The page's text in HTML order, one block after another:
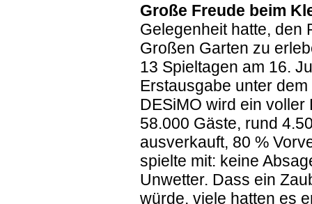
Große Freude beim
Gelegenheit hatte, den
Großen Garten zu
13 Spieltagen am 16.
Erstausgabe unter
DESiMO wird ein
58.000 Gäste, rund
ausverkauft, 80 %
spielte mit: keine
Unwetter. Dass ein
würde, viele hatten es